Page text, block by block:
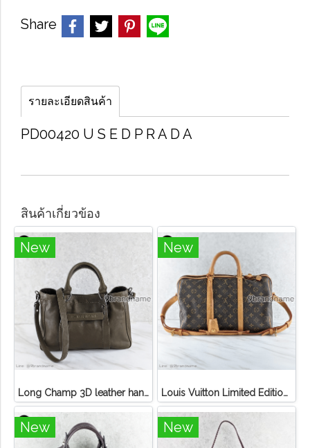
Share
รายละเอียดสินค้า
PD00420 U​ S​ E​ D P​ R​ A​ D​ A​
สินค้าเกี่ยวข้อง
New
Long Champ 3D leather handbag
New
Louis Vuitton Limited Edition Monogram Canvas Sofia Coppola SC Bag
New New